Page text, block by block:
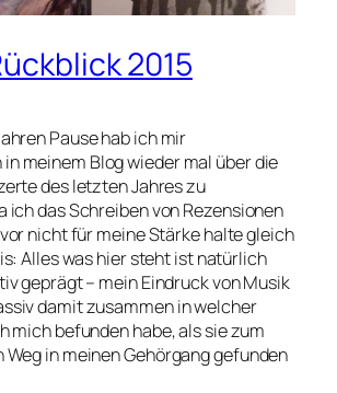
2015
Pause hab ich mir
meinem Blog wieder mal über die
des letzten Jahres zu
ich das Schreiben von Rezensionen
nicht für meine Stärke halte gleich
Alles was hier steht ist natürlich
geprägt – mein Eindruck von Musik
damit zusammen in welcher
mich befunden habe, als sie zum
in meinen Gehörgang gefunden